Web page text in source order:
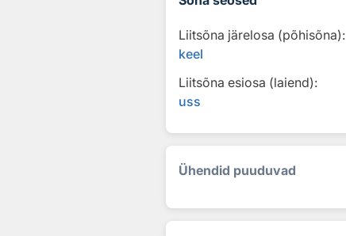
Liitsõna järelosa (põhisõna):
keel
Liitsõna esiosa (laiend):
uss
Ühendid puuduvad